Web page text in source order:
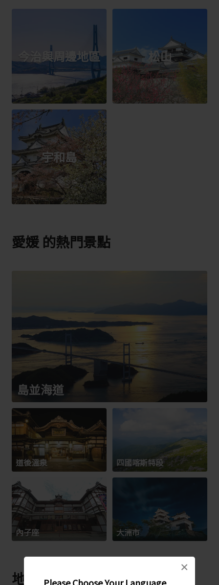
×
今治與周邊地區 松山
宇和島
愛媛 的熱門景點
島並海道
道後溫泉 四國喀斯特段
內子座 大洲市
地方特產